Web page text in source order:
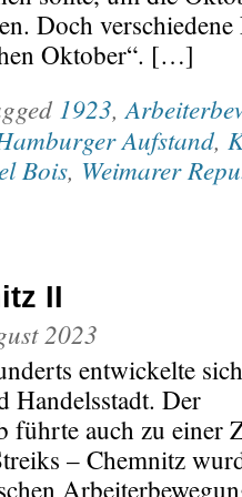
Doch
Oktober“. […]
1923,
Aufstand,
Bois, Weimarer
II
2023
entwickelte
Handelsstadt. Der
führte auch zu einer
– Chemnitz